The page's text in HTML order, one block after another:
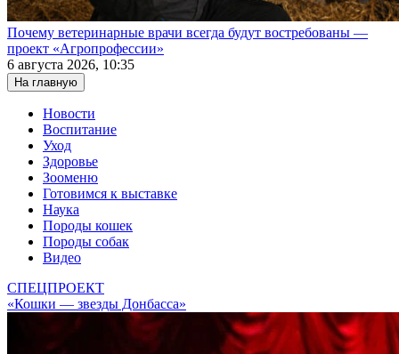
Почему ветеринарные врачи всегда будут востребованы —
проект «Агропрофессии»
6 августа 2026, 10:35
На главную
Новости
Воспитание
Уход
Здоровье
Зооменю
Готовимся к выставке
Наука
Породы кошек
Породы собак
Видео
СПЕЦПРОЕКТ
«Кошки — звезды Донбасса»